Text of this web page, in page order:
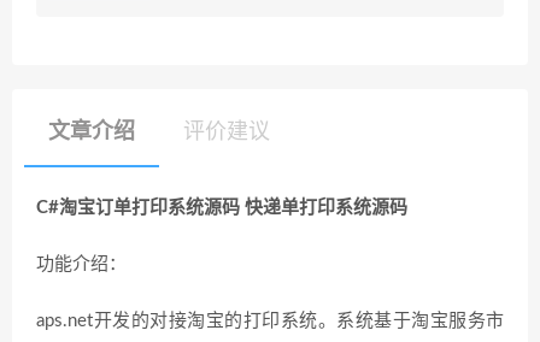
文章介绍 评价建议
C#淘宝订单打印系统源码 快递单打印系统源码
功能介绍：
aps.net开发的对接淘宝的打印系统。系统基于淘宝服务市